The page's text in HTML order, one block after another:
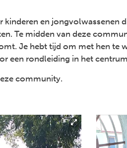
kinderen en jongvolwassenen
Te midden van deze
Je hebt tijd om met hen te
een rondleiding in het
community.